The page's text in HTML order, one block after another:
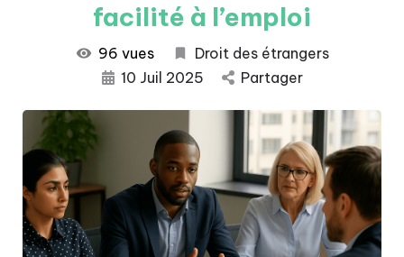
facilité à l’emploi
96 vues
Droit des étrangers
10 Juil 2025
Partager